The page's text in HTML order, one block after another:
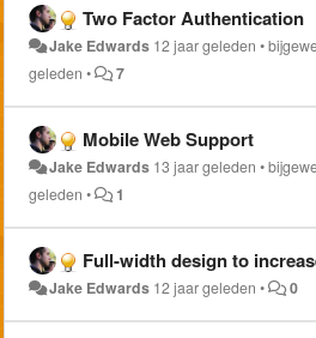
Two Factor Authentication
Jake Edwards 12 jaar geleden •
geleden • 7
Mobile Web Support
Jake Edwards 13 jaar geleden •
geleden • 1
Full-width design to increase
Jake Edwards 12 jaar geleden • 0